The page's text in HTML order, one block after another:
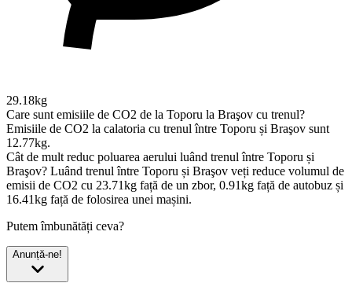
29.18kg
Care sunt emisiile de CO2 de la Toporu la Braşov cu trenul?
Emisiile de CO2 la calatoria cu trenul între Toporu și Braşov sunt
12.77kg.
Cât de mult reduc poluarea aerului luând trenul între Toporu și
Braşov? Luând trenul între Toporu și Braşov veți reduce volumul de
emisii de CO2 cu 23.71kg față de un zbor, 0.91kg față de autobuz și
16.41kg față de folosirea unei mașini.
Putem îmbunătăți ceva?
Anunță-ne!